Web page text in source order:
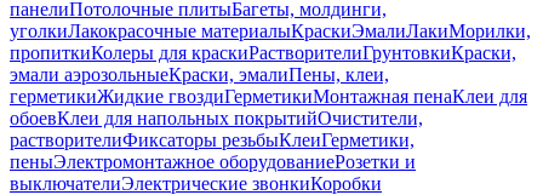
панелиПотолочные плитыБагеты, молдинги,
уголкиЛакокрасочные материалыКраскиЭмалиЛакиМорилки,
пропиткиКолеры для краскиРастворителиГрунтовкиКраски,
эмали аэрозольныеКраски, эмалиПены, клеи,
герметикиЖидкие гвоздиГерметикиМонтажная пенаКлеи для
обоевКлеи для напольных покрытийОчистители,
растворителиФиксаторы резьбыКлеиГерметики,
пеныЭлектромонтажное оборудованиеРозетки и
выключателиЭлектрические звонкиКоробки